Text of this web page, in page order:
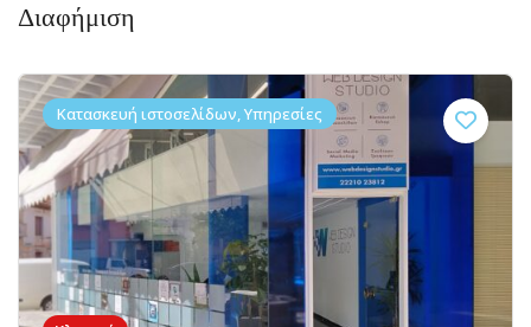
Διαφήμιση
Κατασκευή ιστοσελίδων, Υπηρεσίες